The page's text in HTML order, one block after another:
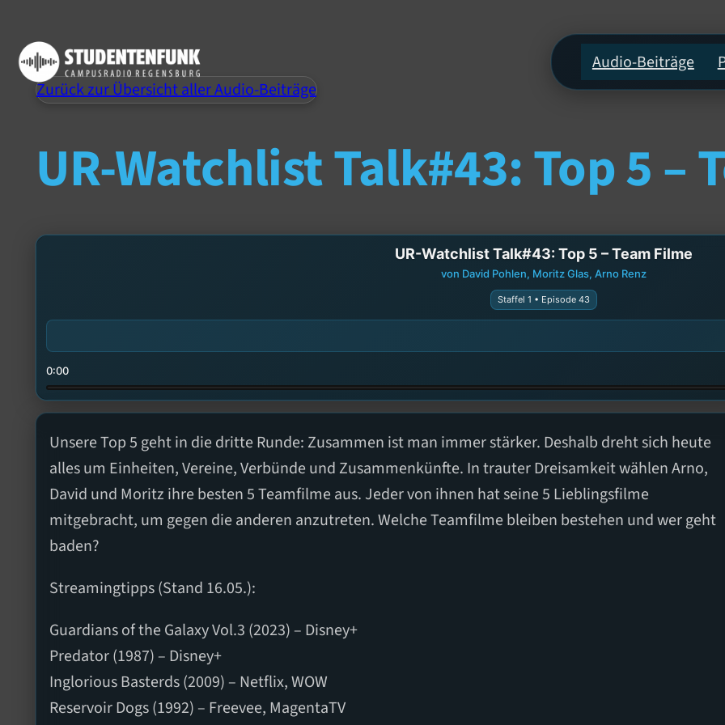
Audio-Beiträge
Zurück zur Übersicht aller Audio-Beiträge
UR-Watchlist Talk#43: Top 5 –
UR-Watchlist Talk#43: Top 5 – Team Filme
von David Pohlen, Moritz Glas, Arno Renz
Staffel 1 • Episode 43
0:00
Unsere Top 5 geht in die dritte Runde: Zusammen ist man immer stärker. Deshalb dreht sich heute
alles um Einheiten, Vereine, Verbünde und Zusammenkünfte. In trauter Dreisamkeit wählen Arno,
David und Moritz ihre besten 5 Teamfilme aus. Jeder von ihnen hat seine 5 Lieblingsfilme
mitgebracht, um gegen die anderen anzutreten. Welche Teamfilme bleiben bestehen und wer geht
baden?
Streamingtipps (Stand 16.05.):
Guardians of the Galaxy Vol.3 (2023) – Disney+
Predator (1987) – Disney+
Inglorious Basterds (2009) – Netflix, WOW
Reservoir Dogs (1992) – Freevee, MagentaTV